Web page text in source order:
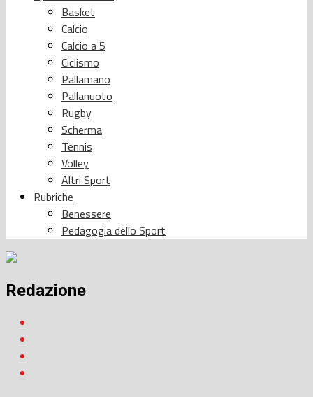
Basket
Calcio
Calcio a 5
Ciclismo
Pallamano
Pallanuoto
Rugby
Scherma
Tennis
Volley
Altri Sport
Rubriche
Benessere
Pedagogia dello Sport
Redazione